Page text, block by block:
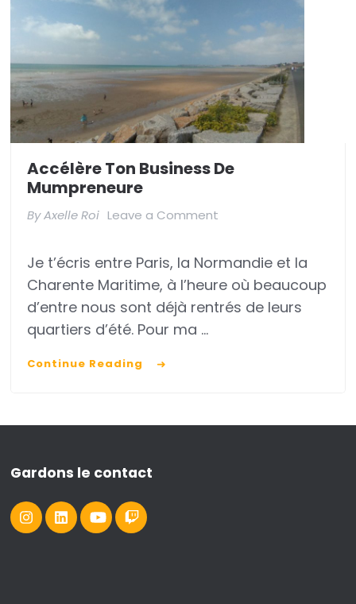
Accélère Ton Business De
Mumpreneure
ByAxelle Roi Leave a Comment
ton
business
de
Je t’écris entre Paris, la Normandie et la
Charente Maritime, à l’heure où beaucoup
d’entre nous sont déjà rentrés de leurs
quartiers d’été. Pour ma …
Continue Reading
Gardons le contact